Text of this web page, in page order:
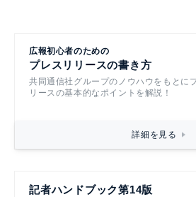
広報初心者のための
プレスリリースの書き方
共同通信社グループのノウハウをもとに
リースの基本的なポイントを解説！
詳細を見る
記者ハンドブック第14版